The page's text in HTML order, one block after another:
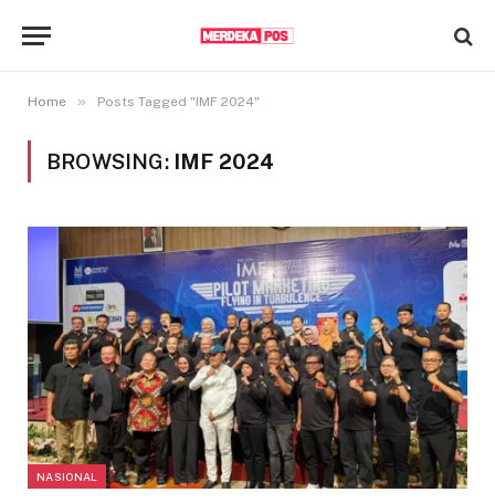
Home » Posts Tagged "IMF 2024"
BROWSING: IMF 2024
NASIONAL